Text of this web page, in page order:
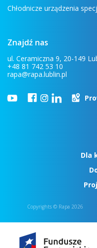
Chłodnicze urządzenia
Znajdź nas
ul. Ceramiczna 9, 20-149
+48 81 742 53 10
rapa@rapa.lublin.pl
Dla
Copyrights © Rapa 2026